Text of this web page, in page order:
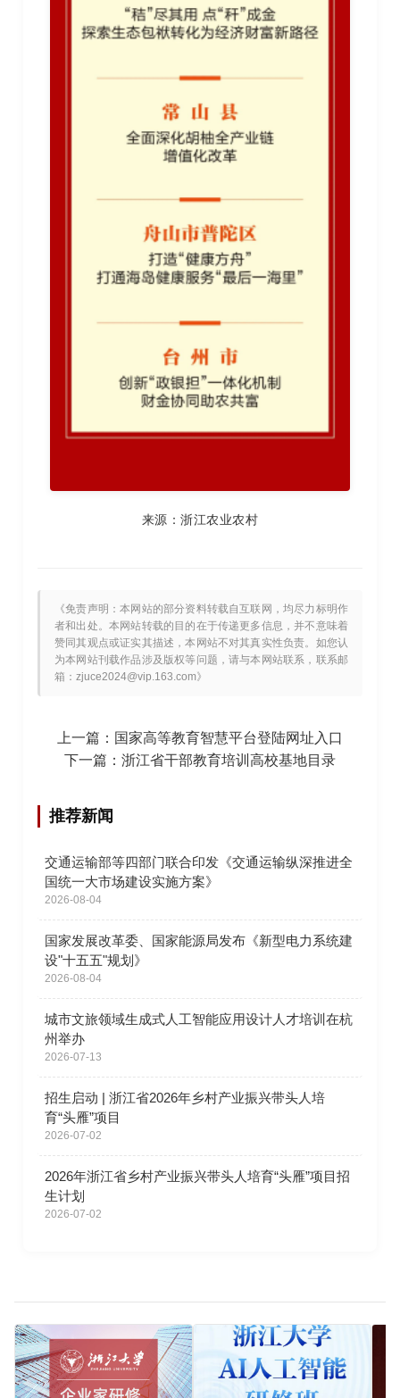
来源：浙江农业农村
《免责声明：本网站的部分资料转载自互联网，均尽力标明作
者和出处。本网站转载的目的在于传递更多信息，并不意味着
赞同其观点或证实其描述，本网站不对其真实性负责。如您认
为本网站刊载作品涉及版权等问题，请与本网站联系，联系邮
箱：zjuce2024@vip.163.com》
上一篇： 国家高等教育智慧平台登陆网址入口
下一篇： 浙江省干部教育培训高校基地目录
推荐新闻
2026-08-04
交通运输部等四部门联合印发《交通运输纵深推进全
国统一大市场建设实施方案》
2026-08-04
国家发展改革委、国家能源局发布《新型电力系统建
设"十五五"规划》
2026-07-13
城市文旅领域生成式人工智能应用设计人才培训在杭
州举办
2026-07-02
招生启动 | 浙江省2026年乡村产业振兴带头人培
育“头雁”项目
2026-07-02
2026年浙江省乡村产业振兴带头人培育“头雁”项目招
生计划